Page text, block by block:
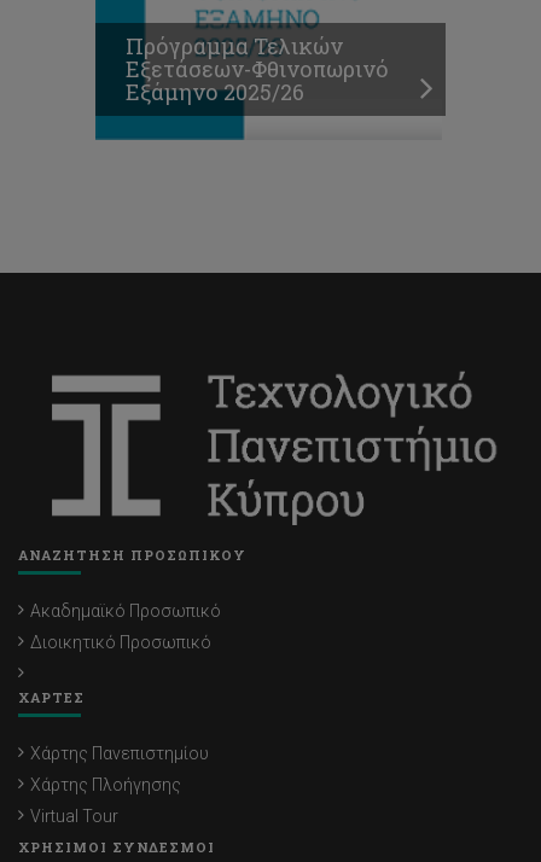
Πρόγραμμα Τελικών
Εξετάσεων-Φθινοπωρινό
Εξάμηνο 2025/26
ΑΝΑΖΗΤΗΣΗ ΠΡΟΣΩΠΙΚΟΥ
Ακαδημαϊκό Προσωπικό
Διοικητικό Προσωπικό
ΧΑΡΤΕΣ
Χάρτης Πανεπιστημίου
Χάρτης Πλοήγησης
Virtual Tour
ΧΡΗΣΙΜΟΙ ΣΥΝΔΕΣΜΟΙ